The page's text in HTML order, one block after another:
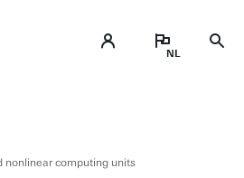
nonlinear computing units